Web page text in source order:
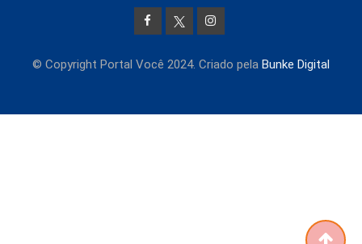
© Copyright Portal Você 2024. Criado pela Bunke Digital